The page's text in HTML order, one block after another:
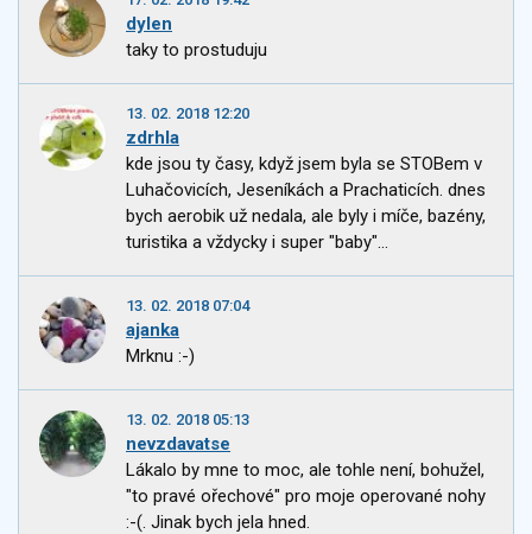
dylen
taky to prostuduju
13. 02. 2018 12:20
zdrhla
kde jsou ty časy, když jsem byla se STOBem v
Luhačovicích, Jeseníkách a Prachaticích. dnes
bych aerobik už nedala, ale byly i míče, bazény,
turistika a vždycky i super "baby"...
13. 02. 2018 07:04
ajanka
Mrknu :-)
13. 02. 2018 05:13
nevzdavatse
Lákalo by mne to moc, ale tohle není, bohužel,
"to pravé ořechové" pro moje operované nohy
:-(. Jinak bych jela hned.